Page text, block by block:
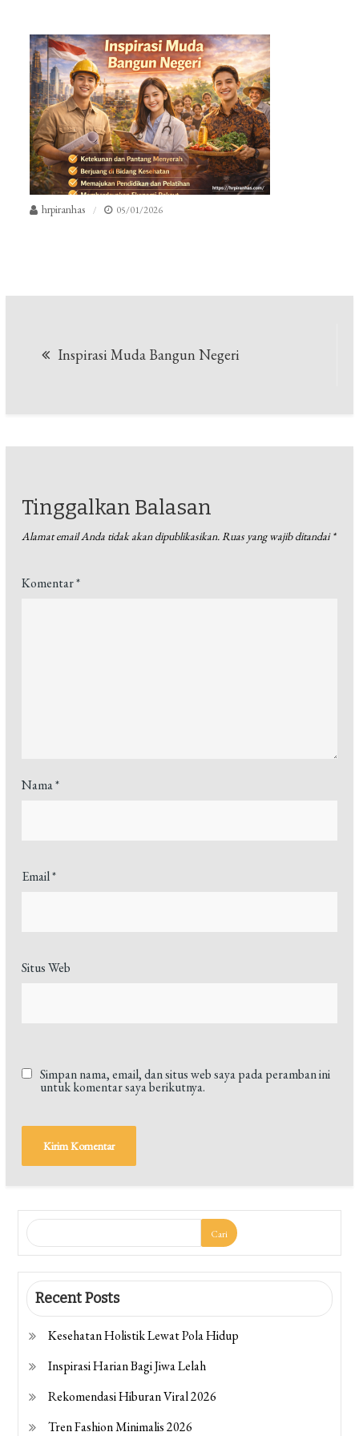
hrpiranhas 05/01/2026
pos
Inspirasi Muda Bangun Negeri
Tinggalkan Balasan
Alamat email Anda tidak akan dipublikasikan.Ruas yang wajib ditandai*
Komentar*
Nama*
Email*
Situs Web
Simpan nama, email, dan situs web saya pada peramban ini
untuk komentar saya berikutnya.
Cari
Recent Posts
Kesehatan Holistik Lewat Pola Hidup
Inspirasi Harian Bagi Jiwa Lelah
Rekomendasi Hiburan Viral 2026
Tren Fashion Minimalis 2026